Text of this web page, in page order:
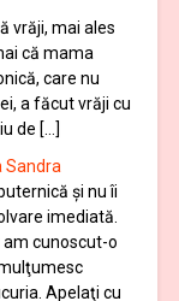
vrăji, mai ales
că mama
care nu
a făcut vrăji cu
de […]
Sandra
şi nu îi
imediată.
cunoscut-o
Apelaţi cu